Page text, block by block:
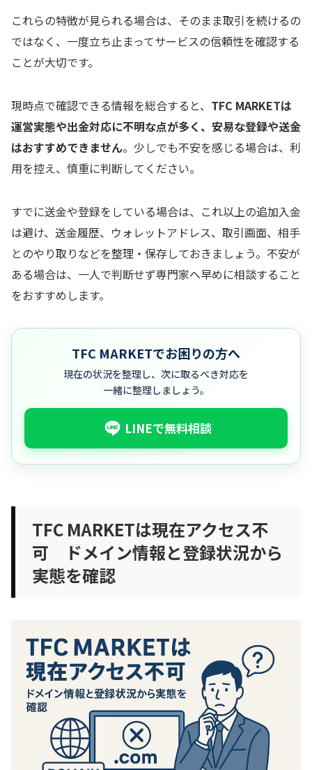
これらの特徴が見られる場合は、そのまま取引を続けるの
ではなく、一度立ち止まってサービスの信頼性を確認する
ことが大切です。
現時点で確認できる情報を総合すると、 TFC MARKETは
運営実態や出金対応に不明な点が多く、安易な登録や送金
はおすすめできません。少しでも不安を感じる場合は、利
用を控え、慎重に判断してください。
すでに送金や登録をしている場合は、これ以上の追加入金
は避け、送金履歴、ウォレットアドレス、取引画面、相手
とのやり取りなどを整理・保存しておきましょう。不安が
ある場合は、一人で判断せず専門家へ早めに相談すること
をおすすめします。
TFC MARKETでお困りの方へ
現在の状況を整理し、次に取るべき対応を
一緒に整理しましょう。
LINEで無料相談
TFC MARKETは現在アクセス不
可 ドメイン情報と登録状況から
実態を確認